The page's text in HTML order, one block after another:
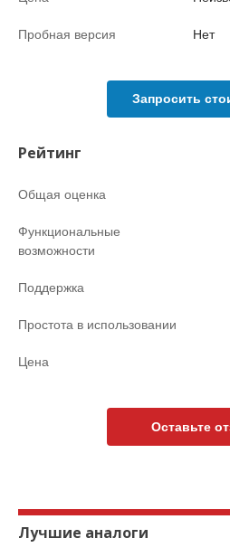
Пробная версия Нет
Запросить
Рейтинг
Общая оценка
Функциональные
возможности
Поддержка
Простота в использовании
Цена
Оставьте
Лучшие аналоги